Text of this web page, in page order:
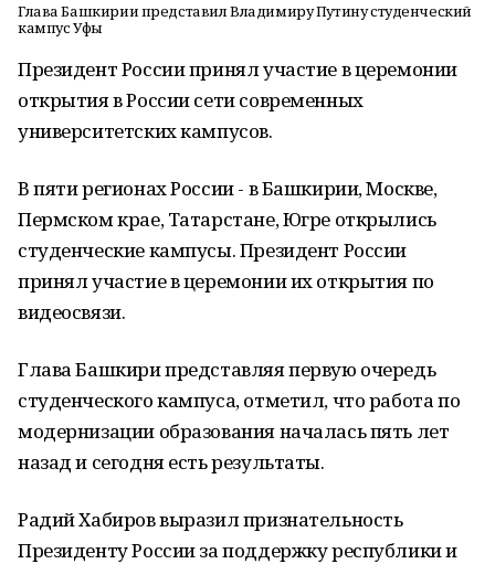
Глава Башкирии представил Владимиру Путину студенческий
кампус Уфы
Президент России принял участие в церемонии
открытия в России сети современных
университетских кампусов.
В пяти регионах России - в Башкирии, Москве,
Пермском крае, Татарстане, Югре открылись
студенческие кампусы. Президент России
принял участие в церемонии их открытия по
видеосвязи.
Глава Башкири представляя первую очередь
студенческого кампуса, отметил, что работа по
модернизации образования началась пять лет
назад и сегодня есть результаты.
Радий Хабиров выразил признательность
Президенту России за поддержку республики и